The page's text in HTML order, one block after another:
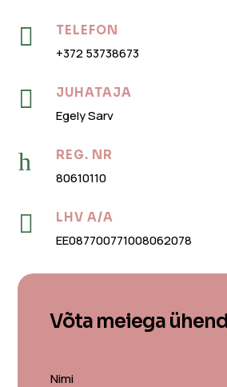
 TELEFON
+372 53738673
 JUHATAJA
Egely Sarv
h REG. NR
80610110
 LHV A/A
EE087700771008062078
Võta meiega